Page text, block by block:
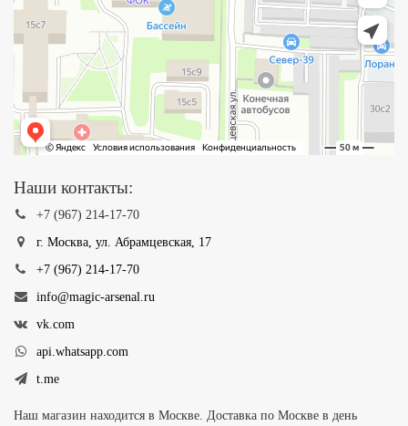
Наши контакты:
+7 (967) 214-17-70
г. Москва, ул. Абрамцевская, 17
+7 (967) 214-17-70
info@magic-arsenal.ru
vk.com
api.whatsapp.com
t.me
Наш магазин находится в Москве. Доставка по Москве в день